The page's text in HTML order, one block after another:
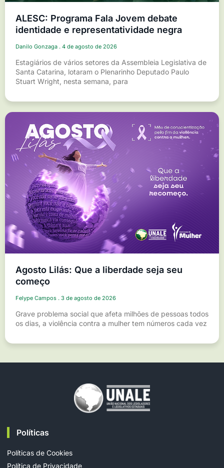
ALESC: Programa Fala Jovem debate
identidade e representatividade negra
Danilo Gonzaga 4 de agosto de 2026
Estagiários de vários setores da Assembleia Legislativa de
Santa Catarina, lotaram o Plenarinho Deputado Paulo
Stuart Wright, nesta semana, para
Agosto Lilás: Que a liberdade seja seu
começo
Felype Campos 3 de agosto de 2026
Grave problema social que afeta milhões de pessoas todos
os dias, a violência contra a mulher tem números cada vez
Políticas
Políticas de Cookies
Política de Privacidade